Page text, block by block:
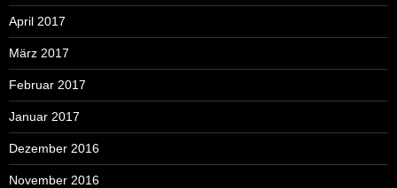
April 2017
März 2017
Februar 2017
Januar 2017
Dezember 2016
November 2016